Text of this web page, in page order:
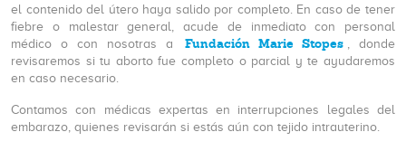
el contenido del útero haya salido por completo. En caso de tener
fiebre o malestar general, acude de inmediato con personal
médico o con nosotras a
Fundación Marie Stopes , donde
revisaremos si tu aborto fue completo o parcial y te ayudaremos
en caso necesario.
Contamos con médicas expertas en interrupciones legales del
embarazo, quienes revisarán si estás aún con tejido intrauterino.